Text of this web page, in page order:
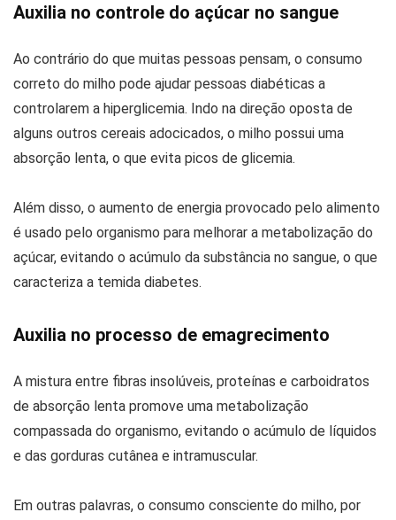
Auxilia no controle do açúcar no sangue
Ao contrário do que muitas pessoas pensam, o consumo
correto do milho pode ajudar pessoas diabéticas a
controlarem a hiperglicemia. Indo na direção oposta de
alguns outros cereais adocicados, o milho possui uma
absorção lenta, o que evita picos de glicemia.
Além disso, o aumento de energia provocado pelo alimento
é usado pelo organismo para melhorar a metabolização do
açúcar, evitando o acúmulo da substância no sangue, o que
caracteriza a temida diabetes.
Auxilia no processo de emagrecimento
A mistura entre fibras insolúveis, proteínas e carboidratos
de absorção lenta promove uma metabolização
compassada do organismo, evitando o acúmulo de líquidos
e das gorduras cutânea e intramuscular.
Em outras palavras, o consumo consciente do milho, por